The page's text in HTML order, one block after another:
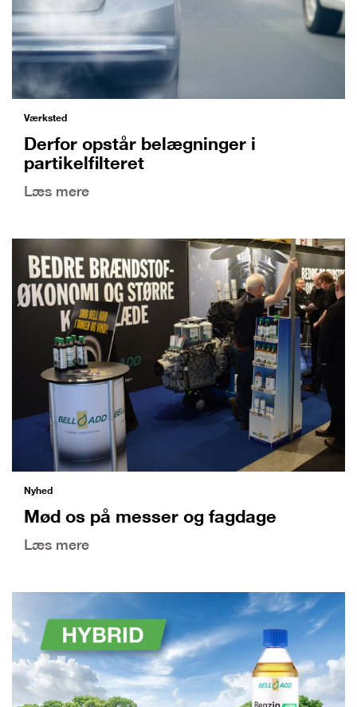
Værksted
Derfor opstår belægninger i
partikelfilteret
Læs mere
Nyhed
Mød os på messer og fagdage
Læs mere